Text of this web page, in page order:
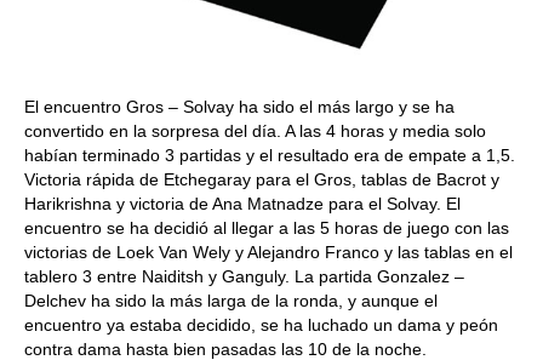
El encuentro Gros – Solvay ha sido el más largo y se ha
convertido en la sorpresa del día. A las 4 horas y media solo
habían terminado 3 partidas y el resultado era de empate a 1,5.
Victoria rápida de Etchegaray para el Gros, tablas de Bacrot y
Harikrishna y victoria de Ana Matnadze para el Solvay. El
encuentro se ha decidió al llegar a las 5 horas de juego con las
victorias de Loek Van Wely y Alejandro Franco y las tablas en el
tablero 3 entre Naiditsh y Ganguly. La partida Gonzalez –
Delchev ha sido la más larga de la ronda, y aunque el
encuentro ya estaba decidido, se ha luchado un dama y peón
contra dama hasta bien pasadas las 10 de la noche.